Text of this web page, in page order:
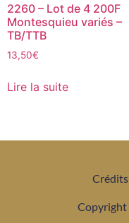
2260 – Lot de 4 200F
Montesquieu variés –
TB/TTB
13,50€
Lire la suite
Copyright